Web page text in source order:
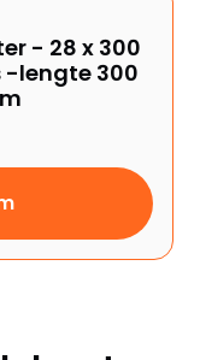
- 28 x 300
-lengte 300